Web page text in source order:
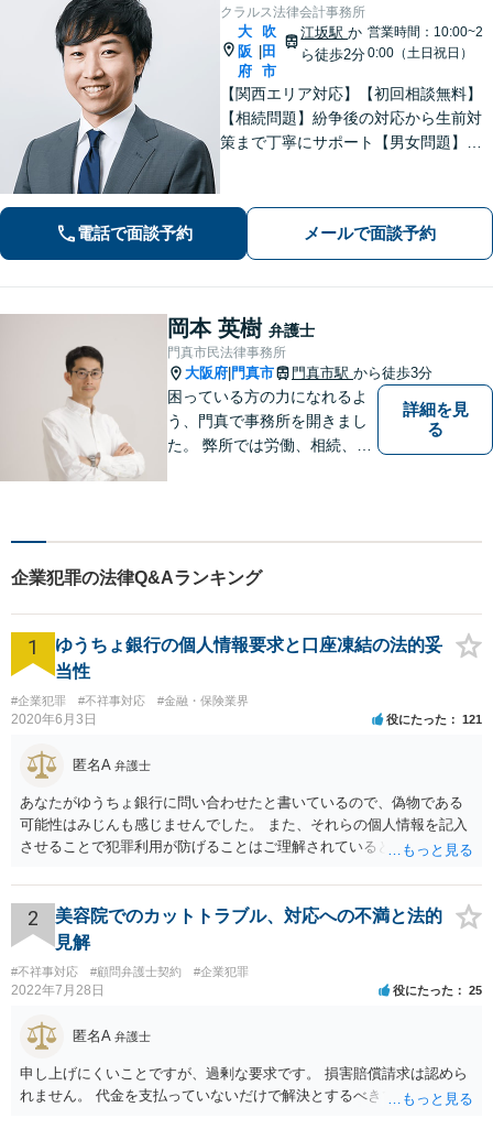
クラルス法律会計事務所
大
阪
府
吹
田
市
江坂駅か
ら徒歩2分
営業時間：10:00~2
0:00（土日祝日）
【関西エリア対応】【初回相談無料】
【相続問題】紛争後の対応から生前対
策まで丁寧にサポート【男女問題】金
に解決させましょう【夜間・休日面談
可】【WEB面談】【完全個室】
電話で面談予約 メールで面談予約
岡本 英樹 弁護士
門真市民法律事務所
大阪府 門真市 門真市駅 から徒歩3分
困っている方の力になれるよ
う、門真で事務所を開きまし
た。 弊所では労働、相続、離
す。
詳細を見
る
企業犯罪の法律Q&Aランキング
1
ゆうちょ銀行の個人情報要求と口座凍結の法的妥
当性
#企業犯罪 #不祥事対応 #金融・保険業界
2020年6月3日 役にたった 121
匿名A 弁護士
あなたがゆうちょ銀行に問い合わせたと書いているので、偽物である
可能性はみじんも感じませんでした。 また、それらの個人情報を記入
させることで犯罪利用が防げることはご理解されているとおりです。
士に同意を求めているだけです。 最初の回答では分かりづらかったの
かもしれませんが、質問にわかりやすく答えると「法的に許される」
が答えになります。 補足でアドバイスしておきますと、今私に反論し
てきたその内容をゆうちょ銀行にぶつければいいとおもいます。 もっ
とも、ぶつけられたゆうちょ銀行があなたと契約するかは法律上ゆう
ちょ銀行の自由です。
2
美容院でのカットトラブル、対応への不満と法的
見解
#不祥事対応 #顧問弁護士契約 #企業犯罪
2022年7月28日 役にたった 25
匿名A 弁護士
申し上げにくいことですが、過剰な要求です。 損害賠償請求は認めら
れません。 代金を支払っていないだけで解決とするべきでしょう。